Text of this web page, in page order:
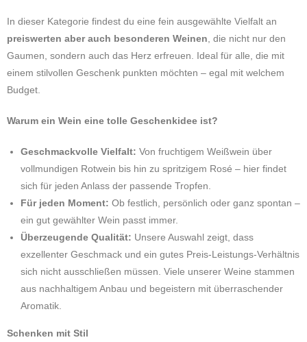
In dieser Kategorie findest du eine fein ausgewählte Vielfalt an
preiswerten aber auch besonderen Weinen , die nicht nur den
Gaumen, sondern auch das Herz erfreuen. Ideal für alle, die mit
einem stilvollen Geschenk punkten möchten – egal mit welchem
Budget.
Warum ein Wein eine tolle Geschenkidee ist?
Geschmackvolle Vielfalt: Von fruchtigem Weißwein über
vollmundigen Rotwein bis hin zu spritzigem Rosé – hier findet
sich für jeden Anlass der passende Tropfen.
Für jeden Moment: Ob festlich, persönlich oder ganz spontan –
ein gut gewählter Wein passt immer.
Überzeugende Qualität: Unsere Auswahl zeigt, dass
exzellenter Geschmack und ein gutes Preis-Leistungs-Verhältnis
sich nicht ausschließen müssen. Viele unserer Weine stammen
aus nachhaltigem Anbau und begeistern mit überraschender
Aromatik.
Schenken mit Stil